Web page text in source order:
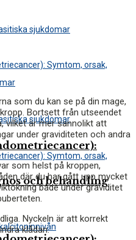
sjukdomar
och behandling
sjukdomar
som du kan se på din mage,
Bortsett från utseendet
vilket är mer sannolikt att
under graviditeten och andra
som helst på kroppen,
där du har gått upp mycket
både under graviditet
Nyckeln är att korrekt
klådan.